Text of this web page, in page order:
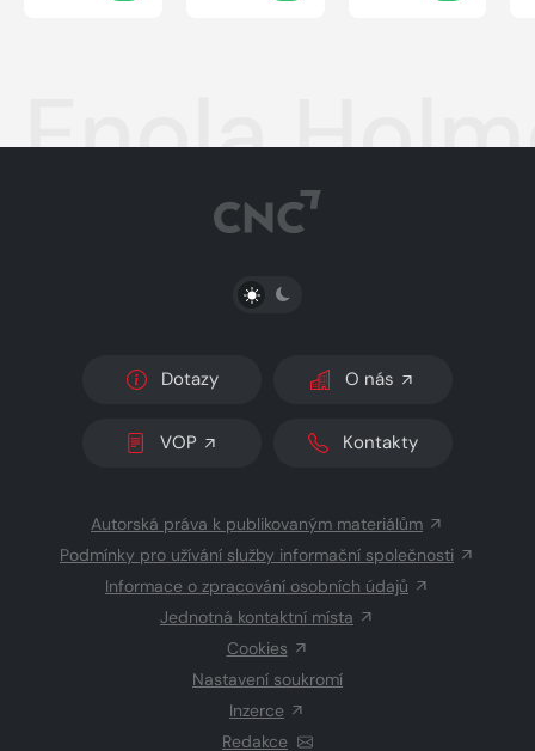
Enola
PŘEPNOUT SVĚTLÝ/TMAVÝ REŽIM
Dotazy O nás
VOP Kontakty
Autorská práva k publikovaným materiálům
Podmínky pro užívání služby informační společnosti
Informace o zpracování osobních údajů
Jednotná kontaktní místa
Cookies
Nastavení soukromí
Inzerce
Redakce